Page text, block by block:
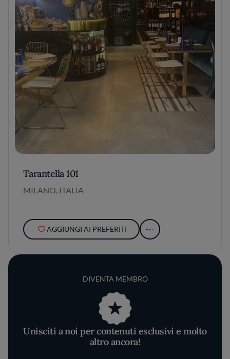
Tarantella 101
MILANO, ITALIA
AGGIUNGI AI PREFERITI
DIVENTA MEMBRO
Unisciti a noi per contenuti esclusivi e molto
altro ancora!